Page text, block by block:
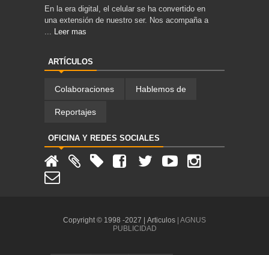
En la era digital, el celular se ha convertido en
una extensión de nuestro ser. Nos acompaña a
Leer mas
ARTÍCULOS
Colaboraciones Hablemos de
Reportajes
OFICINA Y REDES SOCIALES
Copyright © 1998 -2027 | Articulos | AGNUS
PUBLICIDAD